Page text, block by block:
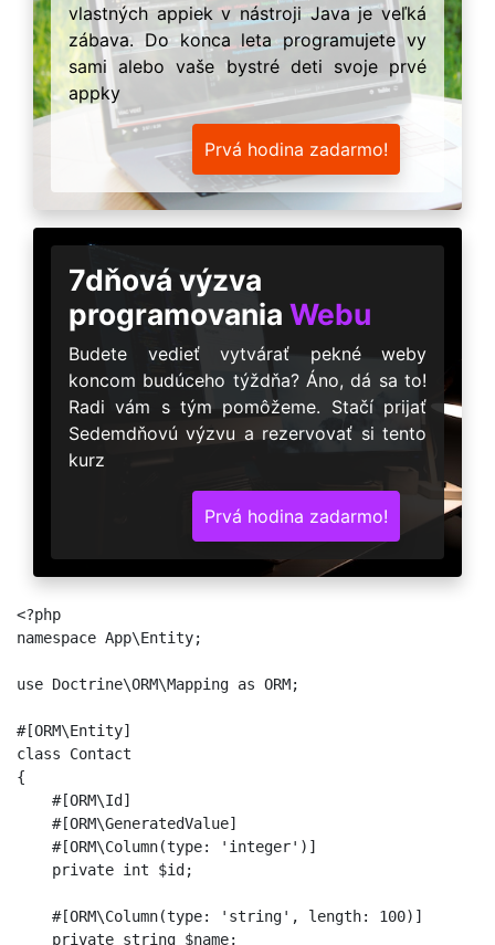
vlastných appiek v nástroji Java je veľká
zábava. Do konca leta programujete vy
sami alebo vaše bystré deti svoje prvé
appky
Prvá hodina zadarmo!
7dňová výzva
programovania Webu
Budete vedieť vytvárať pekné weby
koncom budúceho týždňa? Áno, dá sa to!
Radi vám s tým pomôžeme. Stačí prijať
Sedemdňovú výzvu a rezervovať si tento
kurz
Prvá hodina zadarmo!
<?php
namespace App\Entity;
use Doctrine\ORM\Mapping as ORM;
#[ORM\Entity]
class Contact
{
    #[ORM\Id]
    #[ORM\GeneratedValue]
    #[ORM\Column(type: 'integer')]
    private int $id;
    #[ORM\Column(type: 'string', length: 100)]
    private string $name;